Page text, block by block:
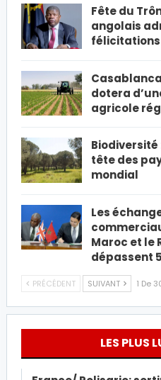
Fête du
angolais
félicitations
dotera
agricole
Biodiversité
tête des
mondial
Les
Maroc et le
dépassent
PRÉCÉDENT SUIVANT 1 De
LES PLUS